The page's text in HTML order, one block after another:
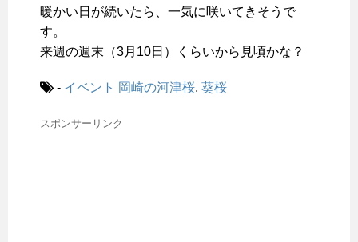
暖かい日が続いたら、一気に咲いてきそうで
す。
来週の週末（3月10日）くらいから見頃かな？
- イベント 岡崎の河津桜, 葵桜
スポンサーリンク